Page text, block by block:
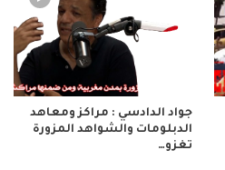
جواد الدادسي : مراكز ومعاهد
الدبلومات والشواهد المزورة
تغزو…